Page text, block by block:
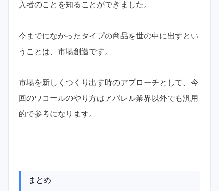
入者のことを知ることができました。
今までになかったタイプの商品を世の中に出すとい
うことは、市場創造です。
市場を新しくつくり出す時のアプローチとして、今
回のワコールのやり方はアパレル業界以外でも汎用
的で参考になります。
まとめ